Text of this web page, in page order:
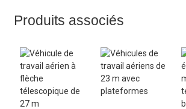
Produits associés